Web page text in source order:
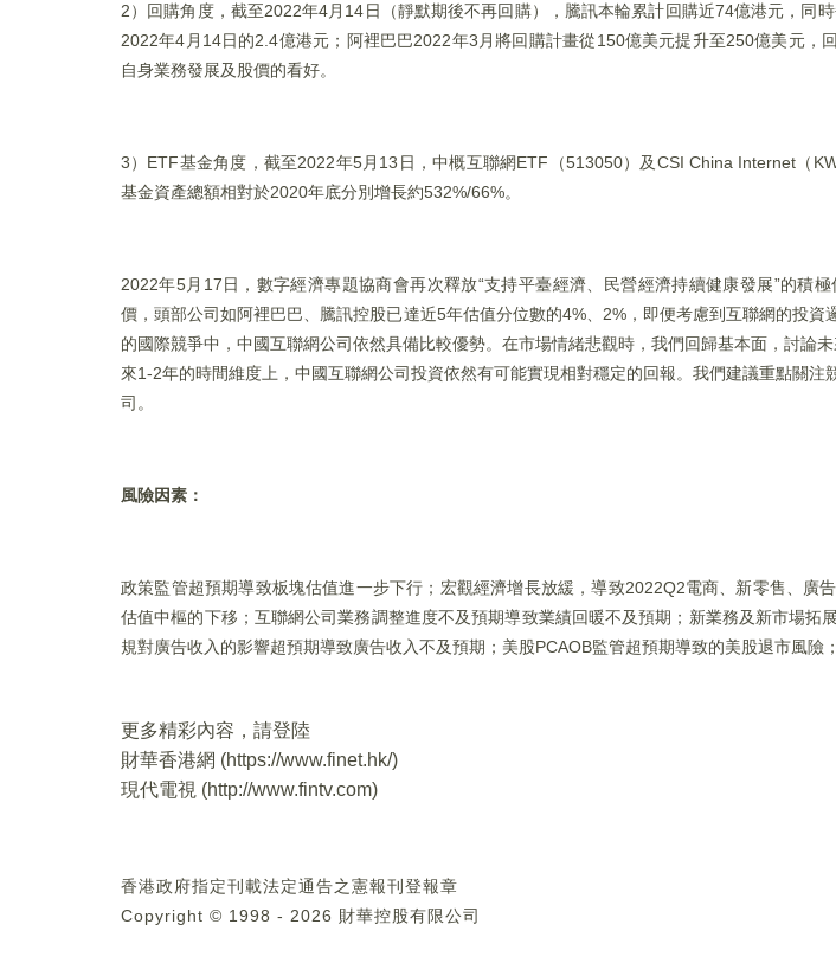
2）回購角度，截至2022年4月14日（靜默期後不再回購），騰訊本輪累計回購近74億港元，同
2022年4月14日的2.4億港元；阿裡巴巴2022年3月將回購計畫從150億美元提升至250億美元，
自身業務發展及股價的看好。
3）ETF基金角度，截至2022年5月13日，中概互聯網ETF（513050）及CSI China Internet（
基金資產總額相對於2020年底分別增長約532%/66%。
2022年5月17日，數字經濟專題協商會再次釋放“支持平臺經濟、民營經濟持續健康發展”的積
價，頭部公司如阿裡巴巴、騰訊控股已達近5年估值分位數的4%、2%，即便考慮到互聯網的投
的國際競爭中，中國互聯網公司依然具備比較優勢。在市場情緒悲觀時，我們回歸基本面，討論
來1-2年的時間維度上，中國互聯網公司投資依然有可能實現相對穩定的回報。我們建議重點關
司。
風險因素：
政策監管超預期導致板塊估值進一步下行；宏觀經濟增長放緩，導致2022Q2電商、新零售、廣
估值中樞的下移；互聯網公司業務調整進度不及預期導致業績回暖不及預期；新業務及新市場拓
規對廣告收入的影響超預期導致廣告收入不及預期；美股PCAOB監管超預期導致的美股退市風險
更多精彩內容，請登陸
財華香港網 (https://www.finet.hk/)
現代電視 (http://www.fintv.com)
香港政府指定刊載法定通告之憲報刊登報章
Copyright © 1998 - 2026 財華控股有限公司